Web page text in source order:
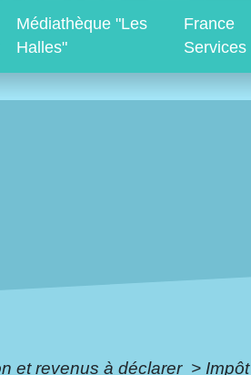
Médiathèque "Les
Halles"
France
Services
et revenus à déclarer > Impôt